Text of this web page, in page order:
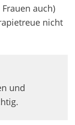
auch)
nicht
und